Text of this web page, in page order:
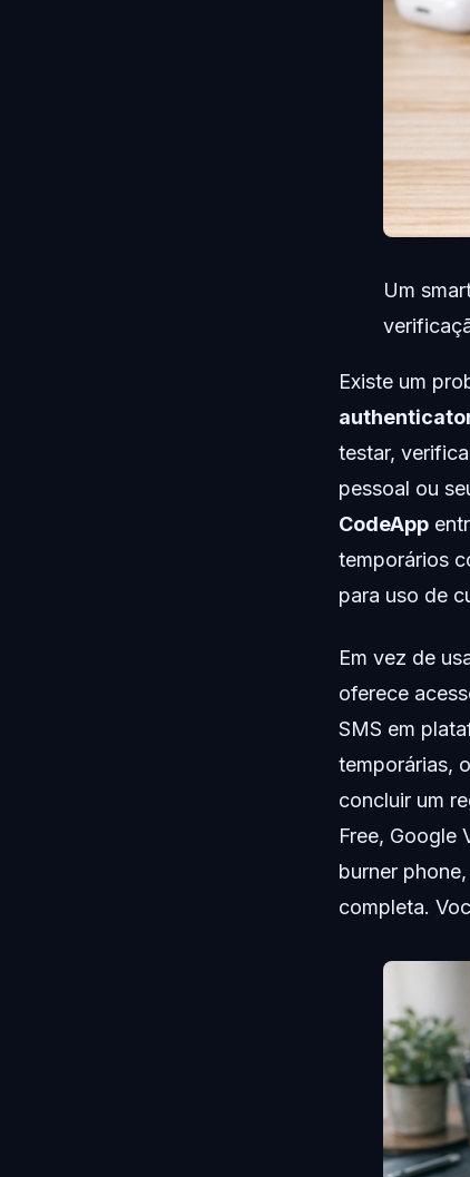
Um
Existe um
testar,
pessoal ou
CodeApp
temporários
para uso de
Em vez de
oferece
SMS em
temporárias,
concluir um
Free, Google
burner
completa.